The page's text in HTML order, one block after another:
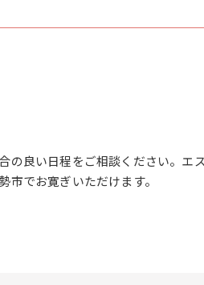
の良い日程をご相談ください。エ
市でお寛ぎいただけます。